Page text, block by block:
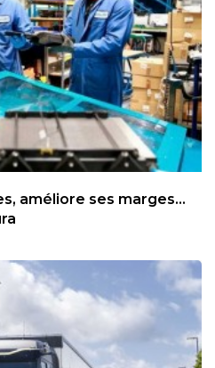
améliore ses marges...